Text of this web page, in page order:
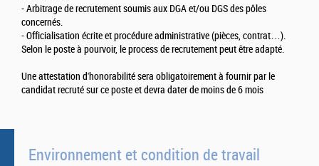
- Arbitrage de recrutement soumis aux DGA et/ou DGS des pôles
concernés.
- Officialisation écrite et procédure administrative (pièces, contrat…).
Selon le poste à pourvoir, le process de recrutement peut être adapté.
Une attestation d'honorabilité sera obligatoirement à fournir par le
candidat recruté sur ce poste et devra dater de moins de 6 mois
Environnement et condition de travail